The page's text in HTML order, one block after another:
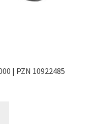
| PZN 10922485